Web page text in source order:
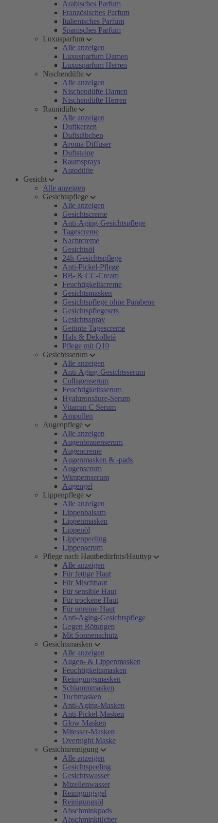
Arabisches Parfum
Französisches Parfum
Italienisches Parfum
Spanisches Parfum
Luxusparfum
Alle anzeigen
Luxusparfum Damen
Luxusparfum Herren
Nischendüfte
Alle anzeigen
Nischendüfte Damen
Nischendüfte Herren
Raumdüfte
Alle anzeigen
Duftkerzen
Duftstäbchen
Aroma Diffuser
Duftsteine
Raumsprays
Autodüfte
Gesicht
Alle anzeigen
Gesichtspflege
Alle anzeigen
Gesichtscreme
Anti-Aging-Gesichtspflege
Tagescreme
Nachtcreme
Gesichtsöl
24h-Gesichtspflege
Anti-Pickel-Pflege
BB- & CC-Cream
Feuchtigkeitscreme
Gesichtsmasken
Gesichtspflege ohne Parabene
Gesichtspflegesets
Gesichtsspray
Getönte Tagescreme
Hals & Dekolleté
Pflege mit Q10
Gesichtsserum
Alle anzeigen
Anti-Aging-Gesichtsserum
Collagenserum
Feuchtigkeitsserum
Hyaluronsäure-Serum
Vitamin C Serum
Ampullen
Augenpflege
Alle anzeigen
Augenbrauenserum
Augencreme
Augenmasken & -pads
Augenserum
Wimpernserum
Augengel
Lippenpflege
Alle anzeigen
Lippenbalsam
Lippenmasken
Lippenöl
Lippenpeeling
Lippenserum
Pflege nach Hautbedürfnis/Hauttyp
Alle anzeigen
Für fettige Haut
Für Mischhaut
Für sensible Haut
Für trockene Haut
Für unreine Haut
Anti-Aging-Gesichtspflege
Gegen Rötungen
Mit Sonnenschutz
Gesichtsmasken
Alle anzeigen
Augen- & Lippenmasken
Feuchtigkeitsmasken
Reinigungsmasken
Schlammmasken
Tuchmasken
Anti-Aging-Masken
Anti-Pickel-Masken
Glow Masken
Mitesser-Masken
Overnight Maske
Gesichtsreinigung
Alle anzeigen
Gesichtspeeling
Gesichtswasser
Mizellenwasser
Reinigungsgel
Reinigungsöl
Abschminkpads
Abschminktücher